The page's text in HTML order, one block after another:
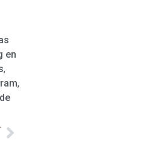
en
,
,